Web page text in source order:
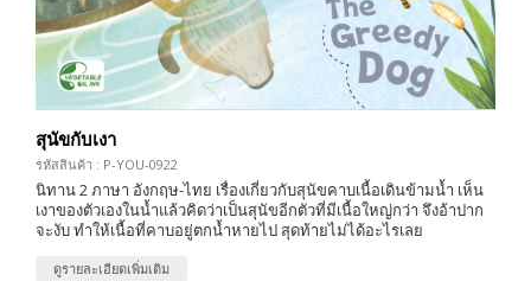
สุนัขกับเงา
รหัสสินค้า : P-YOU-0922
นิทาน 2 ภาษา อังกฤษ-ไทย เรื่องเกี่ยวกับสุนัขคาบเนื้อเดินข้ามน้ำ เห็น
เงาของตัวเองในน้ำแล้วคิดว่าเป็นสุนัขอีกตัวที่มีเนื้อใหญ่กว่า จึงอ้าปาก
จะงับ ทำให้เนื้อที่คาบอยู่ตกน้ำหายไป สุดท้ายไม่ได้อะไรเลย
ดูรายละเอียดเพิ่มเติม